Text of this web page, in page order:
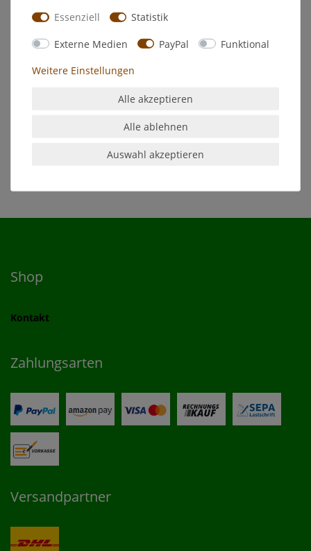
Hersteller
Michel Schuhcreme Tube mit Schwamm
Schuhpflegemittel Farbton: deckweiß -Lösungsmittelfrei
Shop
Kontakt
Zahlungsarten
Versandpartner
Essenziell
Statistik
Externe Medien PayPal Funktional
Weitere Einstellungen
Alle akzeptieren
Alle ablehnen
Auswahl akzeptieren